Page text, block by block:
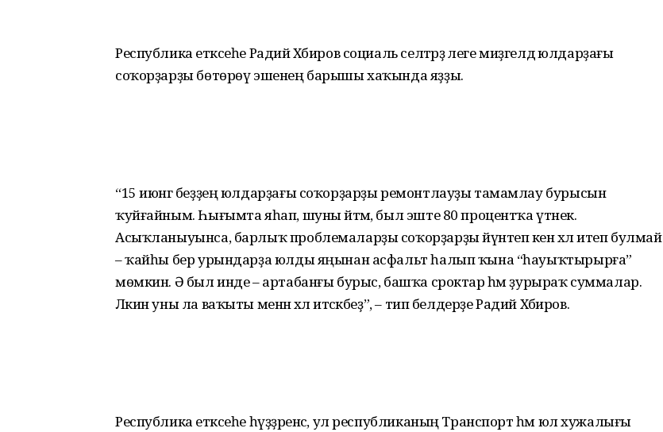
Республика етәксеһе Радий Хәбиров социаль селтәрҙә әлеге миҙгелдә юлдарҙағы
соҡорҙарҙы бөтөрөү эшенең барышы хаҡында яҙҙы.
“15 июнгә беҙҙең юлдарҙағы соҡорҙарҙы ремонтлауҙы тамамлау бурысын
ҡуйғайным. Һығымта яһап, шуны әйтәм, был эште 80 процентҡа үтәнек.
Асыҡланыуынса, барлыҡ проблемаларҙы соҡорҙарҙы йүнәтеп кенә хәл итеп булмай
– ҡайһы бер урындарҙа юлды яңынан асфальт һалып ҡына “һауыҡтырырға”
мөмкин. Ә был инде – артабанғы бурыс, башҡа сроктар һәм ҙурыраҡ суммалар.
Ләкин уны ла ваҡыты менән хәл итәсәкбеҙ”, – тип белдерҙе Радий Хәбиров.
Республика етәксеһе һүҙҙәренсә, ул республиканың Транспорт һәм юл хужалығы